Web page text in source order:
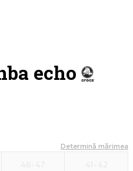
echo
Determină mărimea